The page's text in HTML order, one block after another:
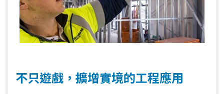
不只遊戲，擴增實境的工程應用